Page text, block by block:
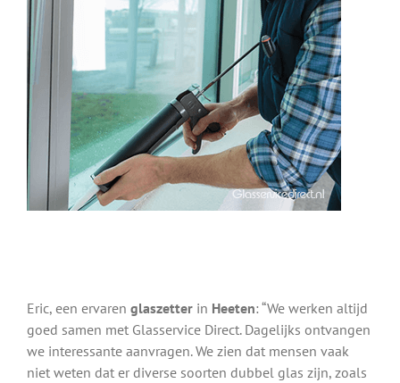
Eric, een ervaren glaszetter in Heeten: “We werken altijd
goed samen met Glasservice Direct. Dagelijks ontvangen
we interessante aanvragen. We zien dat mensen vaak
niet weten dat er diverse soorten dubbel glas zijn, zoals